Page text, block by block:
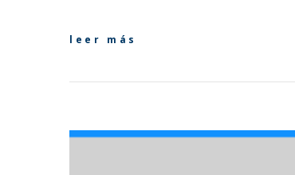
leer más